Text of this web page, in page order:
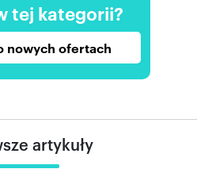
tej kategorii?
nowych ofertach
artykuły